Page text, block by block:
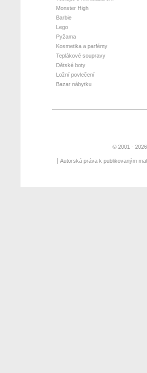
Monster High
Barbie
Lego
Pyžama
Kosmetika a parfémy
Teplákové soupravy
Dětské boty
Ložní povlečení
Bazar nábytku
© 2001 -
Autorská práva k publikovaným